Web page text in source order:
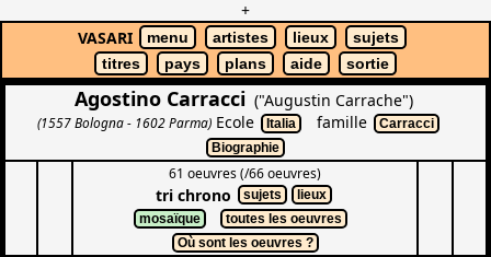
+
VASARI
menu artistes lieux
sujets
titres
pays plans aide sortie
Agostino Carracci("Augustin Carrache")
(1557 Bologna - 1602 Parma)Ecole Italia famille
Carracci
Biographie
61 oeuvres (/66 oeuvres)
tri chrono sujets
lieux
mosaïque
toutes les oeuvres
Où sont les oeuvres ?